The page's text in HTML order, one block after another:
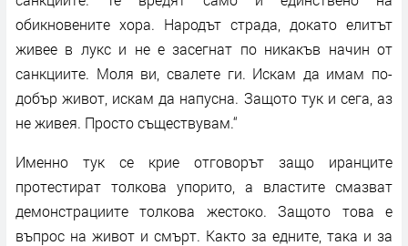
обикновените хора. Народът страда, докато елитът
живее в лукс и не е засегнат по никакъв начин от
санкциите. Моля ви, свалете ги. Искам да имам по-
добър живот, искам да напусна. Защото тук и сега, аз
не живея. Просто съществувам.“
Именно тук се крие отговорът защо иранците
протестират толкова упорито, а властите смазват
демонстрациите толкова жестоко. Защото това е
въпрос на живот и смърт. Както за едните, така и за